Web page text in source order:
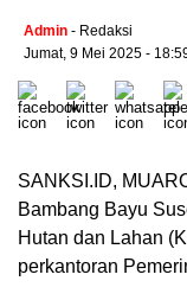
Admin - Redaksi
Jumat, 9 Mei 2025 -
SANKSI.ID,
Bambang Bayu
Hutan dan Lahan
perkantoran